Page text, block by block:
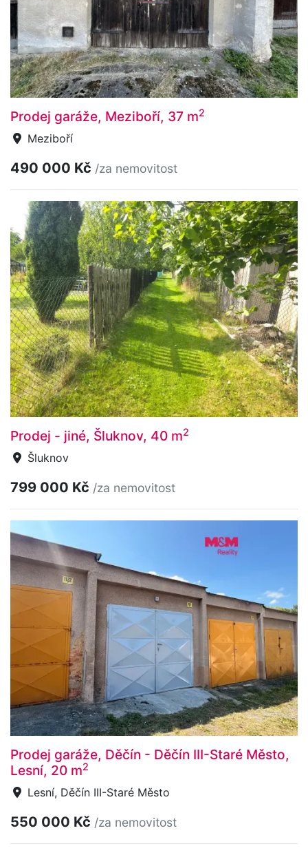
Prodej garáže, Meziboří, 37 m2
Meziboří
490 000 Kč /za nemovitost
Prodej - jiné, Šluknov, 40 m2
Šluknov
799 000 Kč /za nemovitost
Prodej garáže, Děčín - Děčín III-Staré Město,
Lesní, 20 m2
Lesní, Děčín III-Staré Město
550 000 Kč /za nemovitost